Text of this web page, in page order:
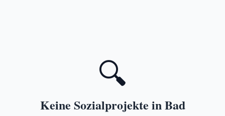
🔍
Keine Sozialprojekte in Bad